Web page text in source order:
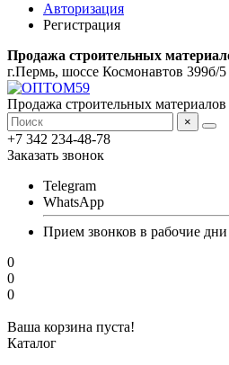
Авторизация
Регистрация
Продажа строительных
г.Пермь, шоссе Космонавтов 399б/5
Продажа строительных материалов
×
+7 342 234-48-78
Заказать звонок
Telegram
WhatsApp
Прием звонков в рабочие
0
0
0
Ваша корзина пуста!
Каталог